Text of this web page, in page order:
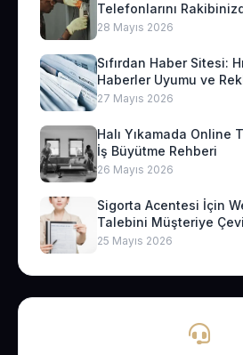
Telefonlarını
28 Mayıs 2026
Sıfırdan Haber Sitesi:
Haberler Uyumu ve
27 Mayıs 2026
Halı Yıkamada Online
İş Büyütme Rehberi
26 Mayıs 2026
Sigorta Acentesi İçin
Talebini Müşteriye
25 Mayıs 2026